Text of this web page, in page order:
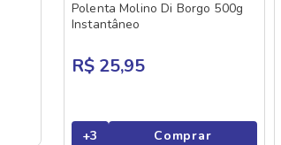
Polenta Molino Di Borgo 500g
Instantâneo
R$ 25,95
+3 Comprar